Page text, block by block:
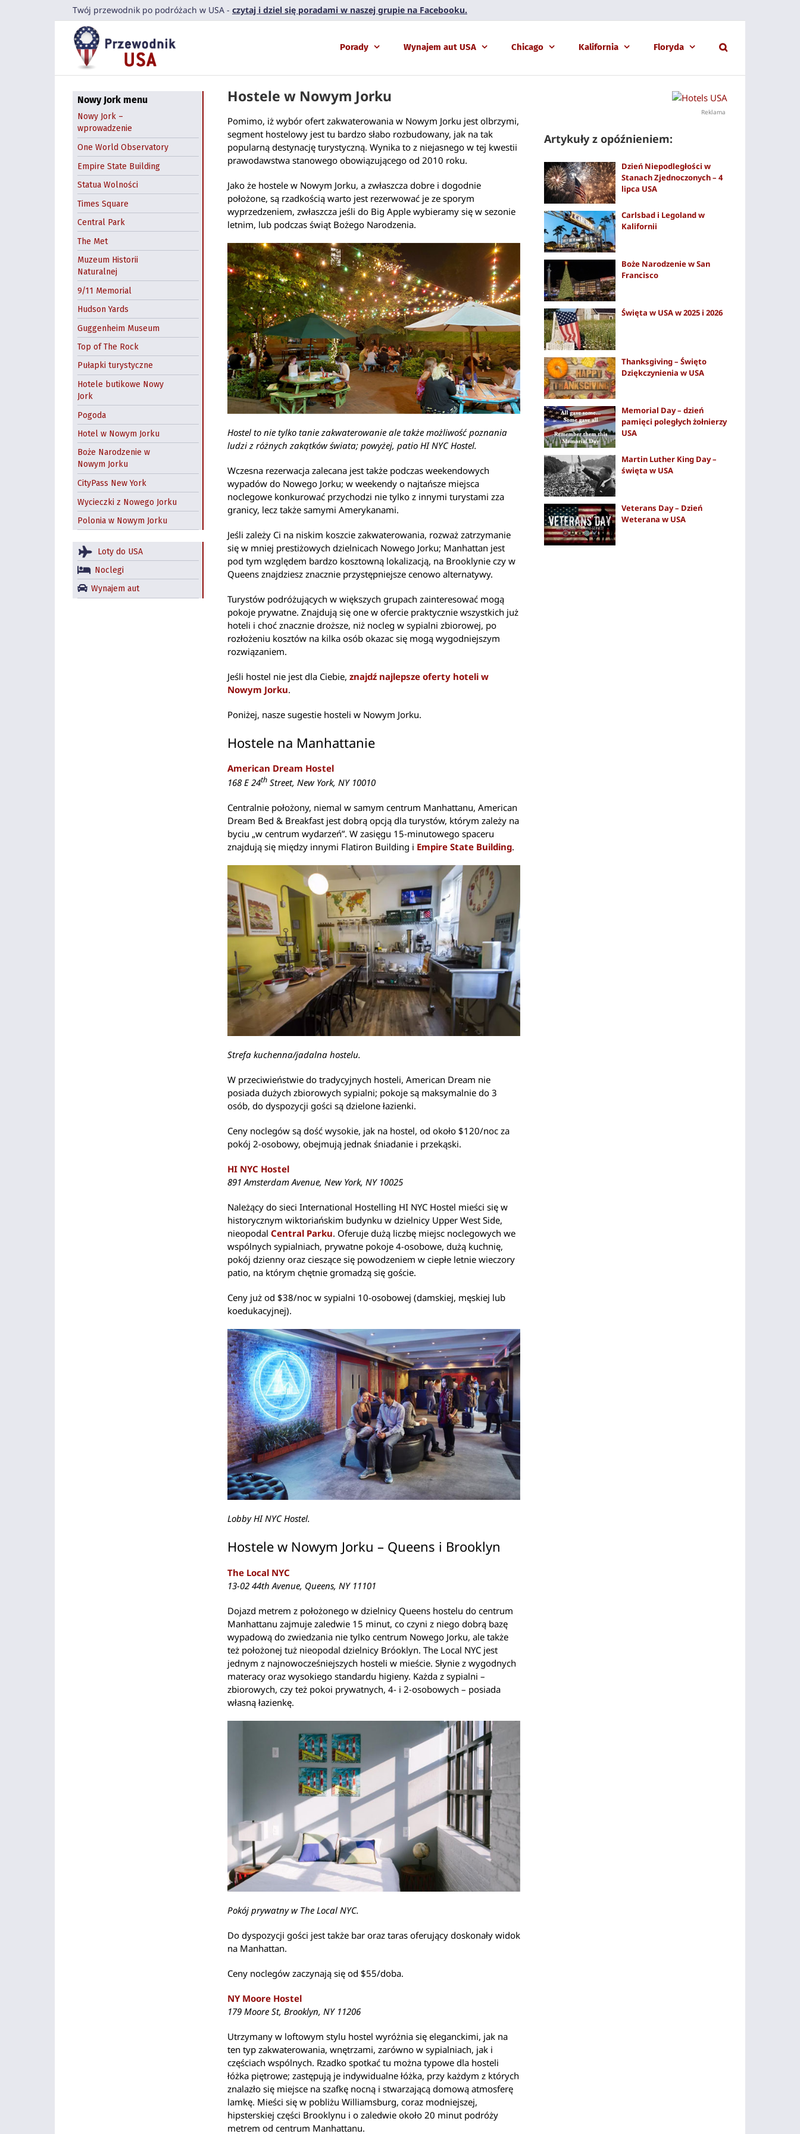
Twój przewodnik po podróżach w USA - czytaj i dziel się poradami w naszej grupie na Facebooku.
Porady Wynajem aut USA Chicago Kalifornia Floryda
Hostele w Nowym Jorku
Pomimo, iż wybór ofert zakwaterowania w Nowym Jorku jest olbrzymi,
segment hostelowy jest tu bardzo słabo rozbudowany, jak na tak
popularną destynację turystyczną. Wynika to z niejasnego w tej kwestii
prawodawstwa stanowego obowiązującego od 2010 roku.
Jako że hostele w Nowym Jorku, a zwłaszcza dobre i dogodnie
położone, są rzadkością warto jest rezerwować je ze sporym
wyprzedzeniem, zwłaszcza jeśli do Big Apple wybieramy się w sezonie
letnim, lub podczas świąt Bożego Narodzenia.
Hostel to nie tylko tanie zakwaterowanie ale także możliwość poznania
ludzi z różnych zakątków świata; powyżej, patio HI NYC Hostel.
Wczesna rezerwacja zalecana jest także podczas weekendowych
wypadów do Nowego Jorku; w weekendy o najtańsze miejsca
noclegowe konkurować przychodzi nie tylko z innymi turystami zza
granicy, lecz także samymi Amerykanami.
Jeśli zależy Ci na niskim koszcie zakwaterowania, rozważ zatrzymanie
się w mniej prestiżowych dzielnicach Nowego Jorku; Manhattan jest
pod tym względem bardzo kosztowną lokalizacją, na Brooklynie czy w
Queens znajdziesz znacznie przystępniejsze cenowo alternatywy.
Turystów podróżujących w większych grupach zainteresować mogą
pokoje prywatne. Znajdują się one w ofercie praktycznie wszystkich już
hoteli i choć znacznie droższe, niż nocleg w sypialni zbiorowej, po
rozłożeniu kosztów na kilka osób okazac się mogą wygodniejszym
rozwiązaniem.
Jeśli hostel nie jest dla Ciebie, znajdź najlepsze oferty hoteli w
Nowym Jorku.
Poniżej, nasze sugestie hosteli w Nowym Jorku.
Hostele na Manhattanie
American Dream Hostel
168 E 24th Street, New York, NY 10010
Centralnie położony, niemal w samym centrum Manhattanu, American
Dream Bed & Breakfast jest dobrą opcją dla turystów, którym zależy na
byciu „w centrum wydarzeń”. W zasięgu 15-minutowego spaceru
znajdują się między innymi Flatiron Building i Empire State Building.
Strefa kuchenna/jadalna hostelu.
W przeciwieństwie do tradycyjnych hosteli, American Dream nie
posiada dużych zbiorowych sypialni; pokoje są maksymalnie do 3
osób, do dyspozycji gości są dzielone łazienki.
Ceny noclegów są dość wysokie, jak na hostel, od około $120/noc za
pokój 2-osobowy, obejmują jednak śniadanie i przekąski.
HI NYC Hostel
891 Amsterdam Avenue, New York, NY 10025
Należący do sieci International Hostelling HI NYC Hostel mieści się w
historycznym wiktoriańskim budynku w dzielnicy Upper West Side,
nieopodal Central Parku. Oferuje dużą liczbę miejsc noclegowych we
wspólnych sypialniach, prywatne pokoje 4-osobowe, dużą kuchnię,
pokój dzienny oraz cieszące się powodzeniem w ciepłe letnie wieczory
patio, na którym chętnie gromadzą się goście.
Ceny już od $38/noc w sypialni 10-osobowej (damskiej, męskiej lub
koedukacyjnej).
Lobby HI NYC Hostel.
Hostele w Nowym Jorku – Queens i Brooklyn
The Local NYC
13-02 44th Avenue, Queens, NY 11101
Dojazd metrem z położonego w dzielnicy Queens hostelu do centrum
Manhattanu zajmuje zaledwie 15 minut, co czyni z niego dobrą bazę
wypadową do zwiedzania nie tylko centrum Nowego Jorku, ale także
też położonej tuż nieopodal dzielnicy Bróoklyn. The Local NYC jest
jednym z najnowocześniejszych hosteli w mieście. Słynie z wygodnych
materacy oraz wysokiego standardu higieny. Każda z sypialni –
zbiorowych, czy też pokoi prywatnych, 4- i 2-osobowych – posiada
własną łazienkę.
Pokój prywatny w The Local NYC.
Do dyspozycji gości jest także bar oraz taras oferujący doskonały widok
na Manhattan.
Ceny noclegów zaczynają się od $55/doba.
NY Moore Hostel
179 Moore St, Brooklyn, NY 11206
Utrzymany w loftowym stylu hostel wyróżnia się eleganckimi, jak na
ten typ zakwaterowania, wnętrzami, zarówno w sypialniach, jak i
częściach wspólnych. Rzadko spotkać tu można typowe dla hosteli
łóżka piętrowe; zastępują je indywidualne łóżka, przy każdym z których
znalazło się miejsce na szafkę nocną i stwarzającą domową atmosferę
lamkę. Mieści się w pobliżu Williamsburg, coraz modniejszej,
hipsterskiej części Brooklynu i o zaledwie około 20 minut podróży
metrem od centrum Manhattanu.
Nowy Jork menu
Nowy Jork –
wprowadzenie
One World Observatory
Empire State Building
Statua Wolności
Times Square
Central Park
The Met
Muzeum Historii
Naturalnej
9/11 Memorial
Hudson Yards
Guggenheim Museum
Top of The Rock
Pułapki turystyczne
Hotele butikowe Nowy
Jork
Pogoda
Hotel w Nowym Jorku
Boże Narodzenie w
Nowym Jorku
CityPass New York
Wycieczki z Nowego Jorku
Polonia w Nowym Jorku
Loty do USA
Noclegi
Wynajem aut
Reklama
Artykuły z opóźnieniem:
Dzień Niepodległości w
Stanach Zjednoczonych – 4
lipca USA
Carlsbad i Legoland w
Kalifornii
Boże Narodzenie w San
Francisco
Święta w USA w 2025 i 2026
Thanksgiving – Święto
Dziękczynienia w USA
Memorial Day – dzień
pamięci poległych żołnierzy
USA
Martin Luther King Day –
święta w USA
Veterans Day – Dzień
Weterana w USA